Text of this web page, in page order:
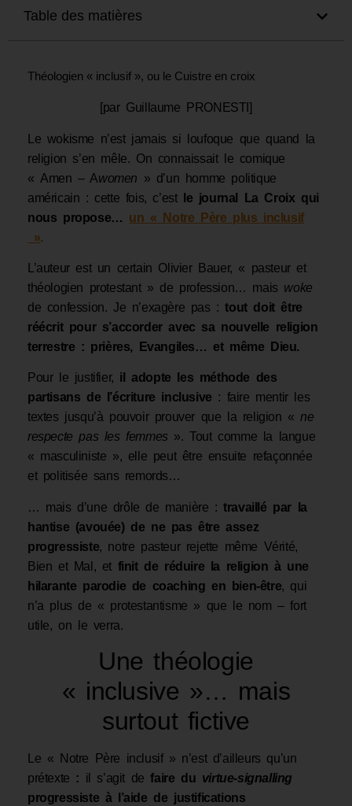
Table des matières
Théologien « inclusif », ou le Cuistre en croix
[par Guillaume PRONESTI]
Le wokisme n’est jamais si loufoque que quand la
religion s’en mêle. On connaissait le comique
« Amen – Awomen » d’un homme politique
américain : cette fois, c’est
le journal La Croix qui
nous propose… un « Notre Père plus inclusif
».
L’auteur est un certain Olivier Bauer, « pasteur et
théologien protestant » de profession… mais woke
de confession. Je n’exagère pas : tout doit être
réécrit pour s’accorder avec sa nouvelle religion
terrestre : prières, Evangiles… et même Dieu.
Pour le justifier, il adopte les méthode des
partisans de l’écriture inclusive : faire mentir les
textes jusqu’à pouvoir prouver que la religion « ne
respecte pas les femmes ». Tout comme la langue
« masculiniste », elle peut être ensuite refaçonnée
et politisée sans remords…
… mais d’une drôle de manière :travaillé par la
hantise (avouée) de ne pas être assez
progressiste, notre pasteur rejette même Vérité,
Bien et Mal, et finit de réduire la religion à une
hilarante parodie de coaching en bien-être, qui
n’a plus de « protestantisme » que le nom – fort
utile, on le verra.
Une théologie
« inclusive »… mais
surtout fictive
Le « Notre Père inclusif » n’est d’ailleurs qu’un
prétexte : il s’agit de faire du virtue-signalling
progressiste à l’aide de justifications